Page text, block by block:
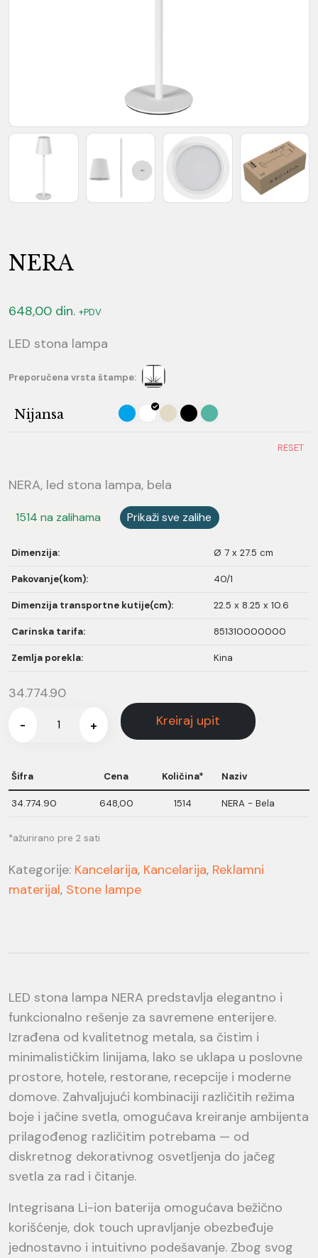
NERA
648,00 din. +PDV
LED stona lampa
Preporučena vrsta štampe:
Nijansa
RESET
NERA, led stona lampa, bela
1514 na zalihama Prikaži sve zalihe
Dimenzija: Ø 7 x 27.5 cm
Pakovanje(kom): 40/1
Dimenzija transportne kutije(cm): 22.5 x 8.25 x 10.6
Carinska tarifa: 851310000000
Zemlja porekla: Kina
34.774.90
- + Kreiraj upit
Šifra Cena Količina* Naziv
34.774.90 648,00 1514 NERA - Bela
*ažurirano pre 2 sati
Kategorije: Kancelarija, Kancelarija, Reklamni
materijal, Stone lampe
LED stona lampa NERA predstavlja elegantno i
funkcionalno rešenje za savremene enterijere.
Izrađena od kvalitetnog metala, sa čistim i
minimalističkim linijama, lako se uklapa u poslovne
prostore, hotele, restorane, recepcije i moderne
domove. Zahvaljujući kombinaciji različitih režima
boje i jačine svetla, omogućava kreiranje ambijenta
prilagođenog različitim potrebama — od
diskretnog dekorativnog osvetljenja do jačeg
svetla za rad i čitanje.
Integrisana Li-ion baterija omogućava bežično
korišćenje, dok touch upravljanje obezbeđuje
jednostavno i intuitivno podešavanje. Zbog svog